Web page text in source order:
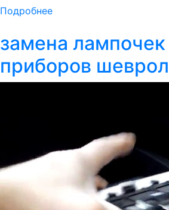
Подробнее
замена
приборов